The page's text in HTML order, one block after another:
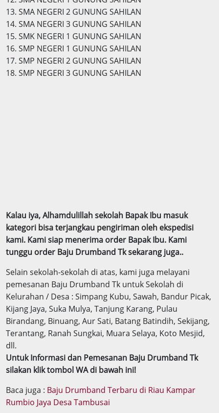
13. SMA NEGERI 2 GUNUNG SAHILAN
14. SMA NEGERI 3 GUNUNG SAHILAN
15. SMK NEGERI 1 GUNUNG SAHILAN
16. SMP NEGERI 1 GUNUNG SAHILAN
17. SMP NEGERI 2 GUNUNG SAHILAN
18. SMP NEGERI 3 GUNUNG SAHILAN
Kalau iya, Alhamdulillah sekolah Bapak Ibu masuk
kategori bisa terjangkau pengiriman oleh ekspedisi
kami. Kami siap menerima order Bapak Ibu. Kami
tunggu order Baju Drumband Tk sekarang juga..
Selain sekolah-sekolah di atas, kami juga melayani
pemesanan Baju Drumband Tk untuk Sekolah di
Kelurahan / Desa : Simpang Kubu, Sawah, Bandur Picak,
Kijang Jaya, Suka Mulya, Tanjung Karang, Pulau
Birandang, Binuang, Aur Sati, Batang Batindih, Sekijang,
Terantang, Ranah Sungkai, Muara Selaya, Koto Mesjid,
dll.
Untuk Informasi dan Pemesanan Baju Drumband Tk
silakan klik tombol WA di bawah ini!
Baca juga : Baju Drumband Terbaru di Riau Kampar
Rumbio Jaya Desa Tambusai